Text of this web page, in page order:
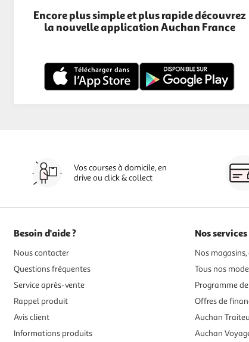
Encore plus simple et plus rapide découvrez
la nouvelle application Auchan France
Vos courses à domicile, en
drive ou click & collect
Besoin d'aide ?
Nous contacter
Questions fréquentes
Service après-vente
Rappel produit
Avis client
Informations produits
Nos services
Nos
Tous nos
Programme
Offres de
Auchan
Auchan